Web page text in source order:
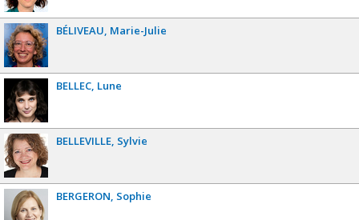
BÉLIVEAU Marie-Julie
BELLEC Lune
BELLEVILLE Sylvie
BERGERON Sophie